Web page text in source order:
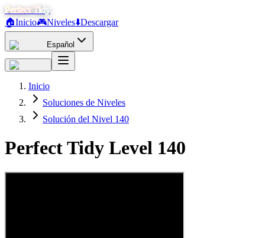
Perfect Tidy
🏠Inicio🎮Niveles⬇️Descargar
Español
Inicio
Soluciones de Niveles
Solución del Nivel 140
Perfect Tidy Level 140